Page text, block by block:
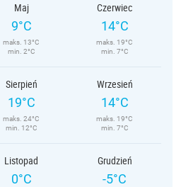
Maj
9°C
maks. 13°C
min. 2°C
Czerwiec
14°C
maks. 19°C
min. 7°C
Sierpień
19°C
maks. 24°C
min. 12°C
Wrzesień
14°C
maks. 19°C
min. 7°C
Listopad
0°C
Grudzień
-5°C